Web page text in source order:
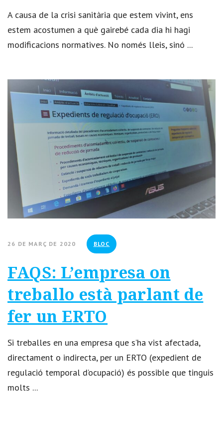
A causa de la crisi sanitària que estem vivint, ens
estem acostumen a què gairebé cada dia hi hagi
modificacions normatives. No només lleis, sinó ...
26 DE MARÇ DE 2020 BLOC
FAQS: L’empresa on
treballo està parlant de
fer un ERTO
Si treballes en una empresa que s’ha vist afectada,
directament o indirecta, per un ERTO (expedient de
regulació temporal d’ocupació) és possible que tinguis
molts ...